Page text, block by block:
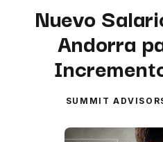
Nuevo
Andorra
SUMMIT